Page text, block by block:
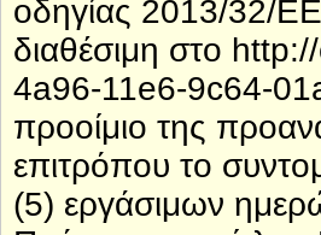
οδηγίας 2013/32/
διαθέσιμη στο
4a96-11e6-9c64-
προοίμιο της
επιτρόπου το
(5) εργάσιμων